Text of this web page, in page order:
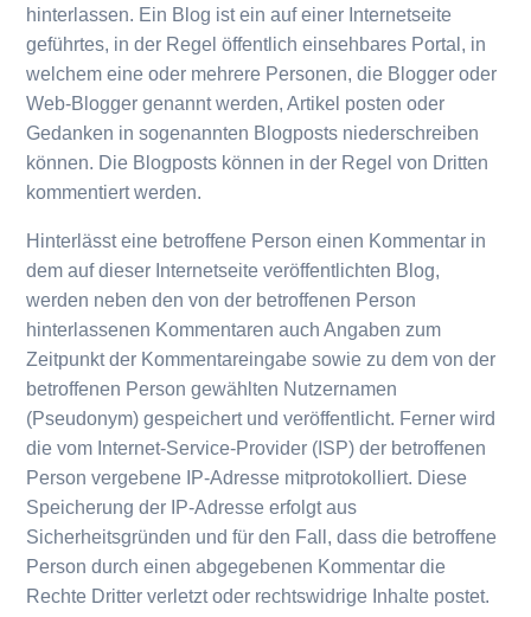
hinterlassen. Ein Blog ist ein auf einer Internetseite
geführtes, in der Regel öffentlich einsehbares Portal, in
welchem eine oder mehrere Personen, die Blogger oder
Web-Blogger genannt werden, Artikel posten oder
Gedanken in sogenannten Blogposts niederschreiben
können. Die Blogposts können in der Regel von Dritten
kommentiert werden.
Hinterlässt eine betroffene Person einen Kommentar in
dem auf dieser Internetseite veröffentlichten Blog,
werden neben den von der betroffenen Person
hinterlassenen Kommentaren auch Angaben zum
Zeitpunkt der Kommentareingabe sowie zu dem von der
betroffenen Person gewählten Nutzernamen
(Pseudonym) gespeichert und veröffentlicht. Ferner wird
die vom Internet-Service-Provider (ISP) der betroffenen
Person vergebene IP-Adresse mitprotokolliert. Diese
Speicherung der IP-Adresse erfolgt aus
Sicherheitsgründen und für den Fall, dass die betroffene
Person durch einen abgegebenen Kommentar die
Rechte Dritter verletzt oder rechtswidrige Inhalte postet.